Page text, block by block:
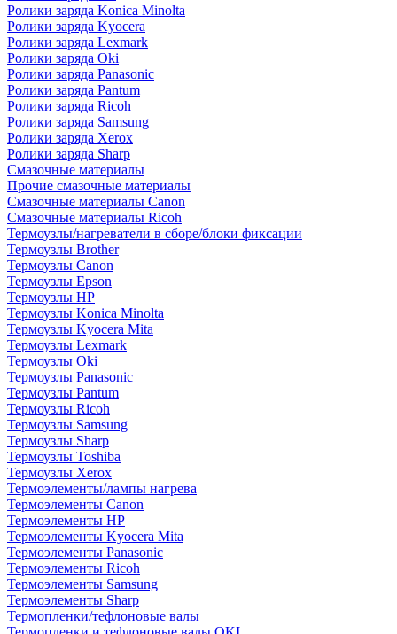
Ролики заряда Konica Minolta
Ролики заряда Kyocera
Ролики заряда Lexmark
Ролики заряда Oki
Ролики заряда Panasonic
Ролики заряда Pantum
Ролики заряда Ricoh
Ролики заряда Samsung
Ролики заряда Xerox
Ролики заряда Sharp
Смазочные материалы
Прочие смазочные материалы
Смазочные материалы Canon
Смазочные материалы Ricoh
Термоузлы/нагреватели в сборе/блоки фиксации
Термоузлы Brother
Термоузлы Canon
Термоузлы Epson
Термоузлы HP
Термоузлы Konica Minolta
Термоузлы Kyocera Mita
Термоузлы Lexmark
Термоузлы Oki
Термоузлы Panasonic
Термоузлы Pantum
Термоузлы Ricoh
Термоузлы Samsung
Термоузлы Sharp
Термоузлы Toshiba
Термоузлы Xerox
Термоэлементы/лампы нагрева
Термоэлементы Canon
Термоэлементы HP
Термоэлементы Kyocera Mita
Термоэлементы Panasonic
Термоэлементы Ricoh
Термоэлементы Samsung
Термоэлементы Sharp
Термопленки/тефлоновые валы